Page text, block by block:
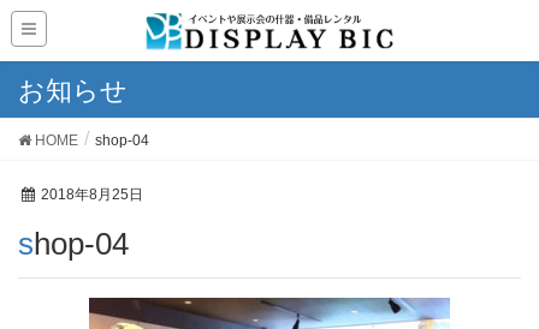
お知らせ
HOME shop-04
2018年8月25日
shop-04